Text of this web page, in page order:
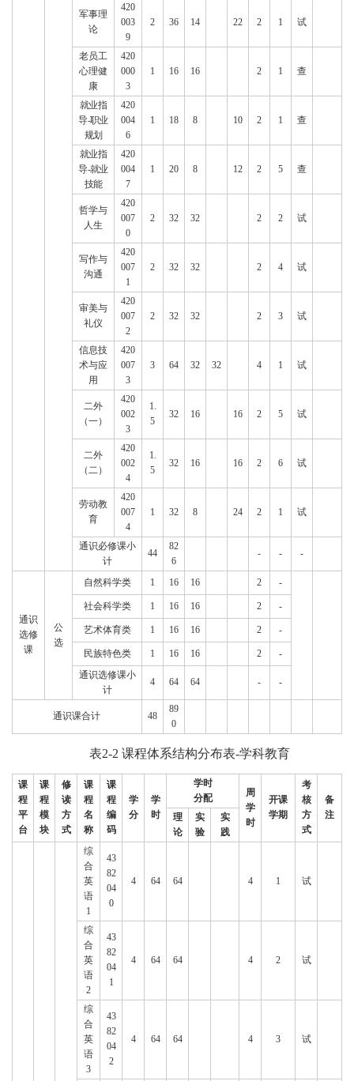
军事理
论
420
003
9
2 36 14 22 2 1 试
老员工
心理健
康
420
000
3
1 16 16 2 1 查
就业指
导-职业
规划
420
004
6
1 18 8 10 2 1 查
就业指
导-就业
技能
420
004
7
1 20 8 12 2 5 查
哲学与
人生
420
007
0
2 32 32 2 2 试
写作与
沟通
420
007
1
2 32 32 2 4 试
审美与
礼仪
420
007
2
2 32 32 2 3 试
信息技
术与应
用
420
007
3
3 64 32 32 4 1 试
二外
（一）
420
002
3
1.
5
32 16 16 2 5 试
二外
（二）
420
002
4
1.
5
32 16 16 2 6 试
劳动教
育
420
007
4
1 32 8 24 2 1 试
通识必修课小
计
44
82
6
- - -
通识
选修
课
公
选
自然科学类 1 16 16 2 -
社会科学类 1 16 16 2 -
艺术体育类 1 16 16 2 -
民族特色类 1 16 16 2
-
通识选修课小
计
4 64 64 - -
通识课合计 48
89
0
表2-2 课程体系结构分布表-学科教育
课
程
平
台
课
程
模
块
修
读
方
式
课
程
名
称
课
程
编
码
学
分
学
时
学时
分配
周
学
时
开课
学期
考
核
方
式
备
注
理
论
实
验
实
践
综
合
英
语
1
43
82
04
0
4 64 64 4 1 试
综
合
英
语
2
43
82
04
1
4 64 64 4 2 试
综
合
英
语
3
43
82
04
2
4 64 64 4 3 试